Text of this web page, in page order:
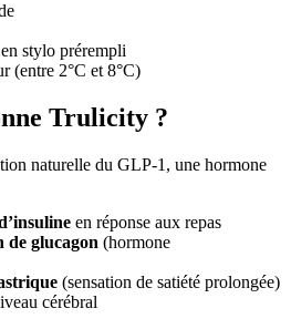
stylo prérempli
(entre 2°C et 8°C)
Trulicity ?
naturelle du GLP-1, une hormone
en réponse aux repas
glucagon (hormone
(sensation de satiété prolongée)
cérébral